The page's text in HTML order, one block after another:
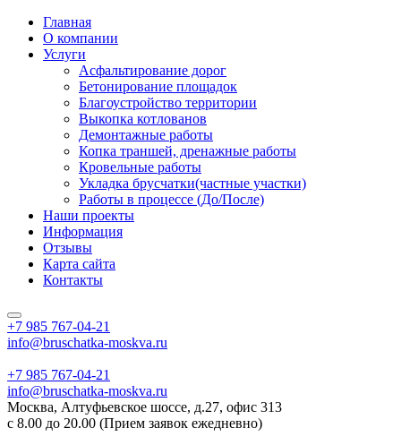
Главная
О компании
Услуги
Асфальтирование дорог
Бетонирование площадок
Благоустройство территории
Выкопка котлованов
Демонтажные работы
Копка траншей, дренажные работы
Кровельные работы
Укладка брусчатки(частные участки)
Работы в процессе (До/После)
Наши проекты
Информация
Отзывы
Карта сайта
Контакты
+7 985 767-04-21
info@bruschatka-moskva.ru
+7 985 767-04-21
info@bruschatka-moskva.ru
Москва, Алтуфьевское шоссе, д.27, офис 313
с 8.00 до 20.00 (Прием заявок ежедневно)